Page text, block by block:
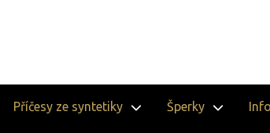
Příčesy ze syntetiky Šperky